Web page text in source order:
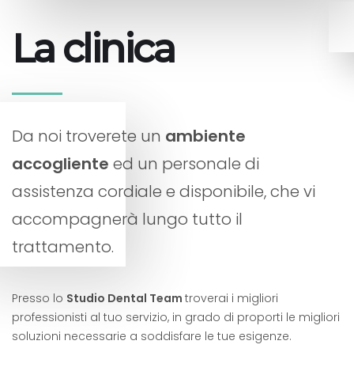
La clinica
Da noi troverete un ambiente
accogliente ed un personale di
assistenza cordiale e disponibile, che vi
accompagnerà lungo tutto il
trattamento.
Presso lo Studio Dental Team troverai i migliori
professionisti al tuo servizio, in grado di proporti le migliori
soluzioni necessarie a soddisfare le tue esigenze.